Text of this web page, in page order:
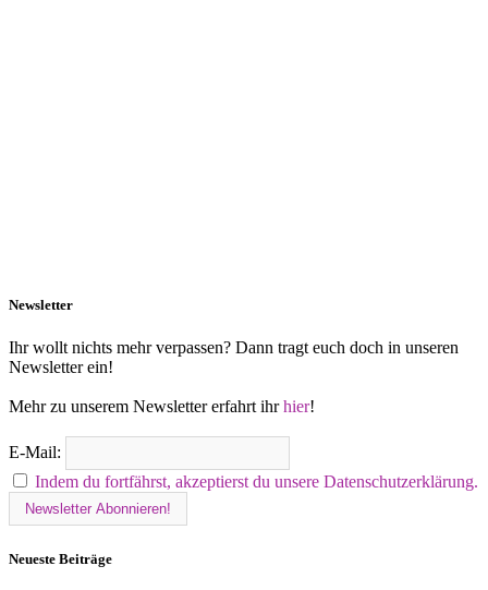
Newsletter
Ihr wollt nichts mehr verpassen? Dann tragt euch doch in unseren
Newsletter ein!
Mehr zu unserem Newsletter erfahrt ihrhier!
E-Mail:
Indem du fortfährst, akzeptierst du unsere Datenschutzerklärung.
Neueste Beiträge